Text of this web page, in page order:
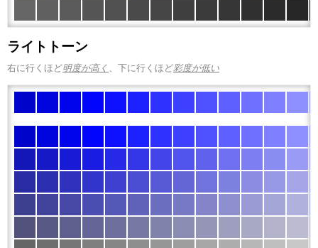
ライトトーン
右に行くほど明度が高く 、下に行くほど彩度が低い